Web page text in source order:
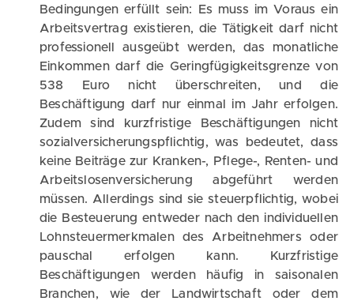
Bedingungen erfüllt sein: Es muss im Voraus ein
Arbeitsvertrag existieren, die Tätigkeit darf nicht
professionell ausgeübt werden, das monatliche
Einkommen darf die Geringfügigkeitsgrenze von
538 Euro nicht überschreiten, und die
Beschäftigung darf nur einmal im Jahr erfolgen.
Zudem sind kurzfristige Beschäftigungen nicht
sozialversicherungspflichtig, was bedeutet, dass
keine Beiträge zur Kranken-, Pflege-, Renten- und
Arbeitslosenversicherung abgeführt werden
müssen. Allerdings sind sie steuerpflichtig, wobei
die Besteuerung entweder nach den individuellen
Lohnsteuermerkmalen des Arbeitnehmers oder
pauschal erfolgen kann. Kurzfristige
Beschäftigungen werden häufig in saisonalen
Branchen, wie der Landwirtschaft oder dem